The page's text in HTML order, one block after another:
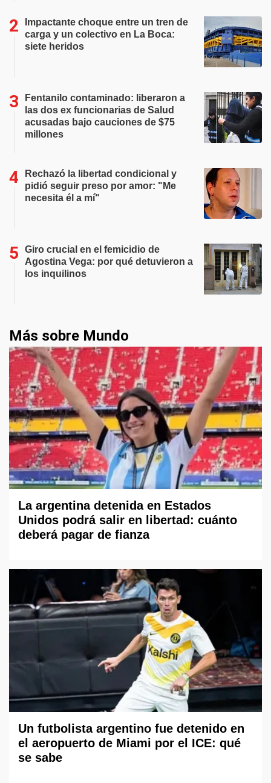
Impactante choque entre un tren de
carga y un colectivo en La Boca:
siete heridos
Fentanilo contaminado: liberaron a
las dos ex funcionarias de Salud
acusadas bajo cauciones de $75
millones
Rechazó la libertad condicional y
pidió seguir preso por amor: "Me
necesita él a mí"
Giro crucial en el femicidio de
Agostina Vega: por qué detuvieron a
los inquilinos
Más sobre Mundo
La argentina detenida en Estados
Unidos podrá salir en libertad: cuánto
deberá pagar de fianza
Un futbolista argentino fue detenido en
el aeropuerto de Miami por el ICE: qué
se sabe